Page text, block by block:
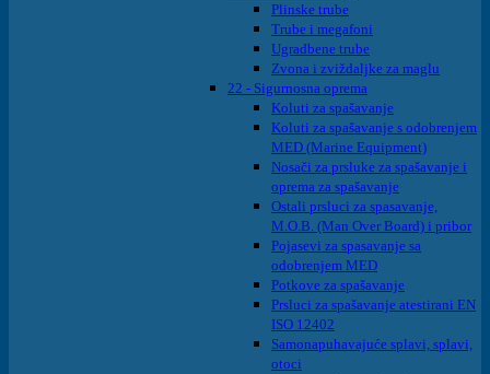
Plinske trube
Trube i megafoni
Ugradbene trube
Zvona i zviždaljke za maglu
22 - Sigurnosna oprema
Koluti za spašavanje
Koluti za spašavanje s odobrenjem
MED (Marine Equipment)
Nosači za prsluke za spašavanje i
oprema za spašavanje
Ostali prsluci za spasavanje,
M.O.B. (Man Over Board) i pribor
Pojasevi za spasavanje sa
odobrenjem MED
Potkove za spašavanje
Prsluci za spašavanje atestirani EN
ISO 12402
Samonapuhavajuće splavi, splavi,
otoci